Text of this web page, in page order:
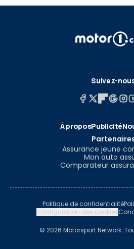
Suivez-
À proposPublicité
Assurance jeune
Mon auto
Comparateur
Politique de confidentialité
Configuration des cookies
© 2026 Motorsport Network.